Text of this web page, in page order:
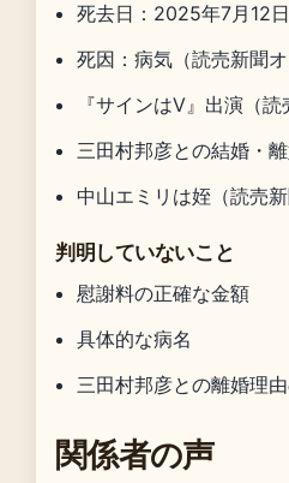
死去日：2025年7月12日
死因：病気（読売新聞オ
『サインはV』出演（読
三田村邦彦との結婚・離
中山エミリは姪（読売新
判明していないこと
慰謝料の正確な金額
具体的な病名
三田村邦彦との離婚理
関係者の声